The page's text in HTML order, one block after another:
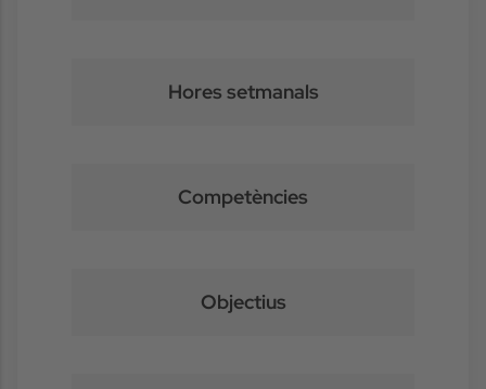
Hores setmanals
Competències
Objectius